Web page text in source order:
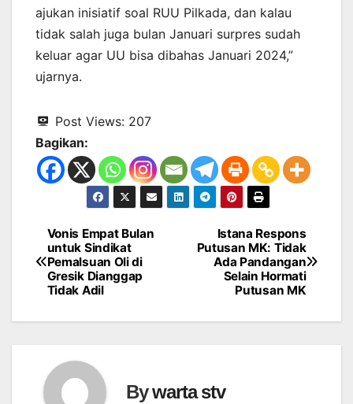
ajukan inisiatif soal RUU Pilkada, dan kalau
tidak salah juga bulan Januari surpres sudah
keluar agar UU bisa dibahas Januari 2024,”
ujarnya.
Post Views: 207
Bagikan:
Navigasi
pos
Istana Respons
Putusan MK: Tidak
Ada Pandangan
Selain Hormati
Putusan MK
Vonis Empat Bulan
untuk Sindikat
Pemalsuan Oli di
Gresik Dianggap
Tidak Adil
Bywarta stv